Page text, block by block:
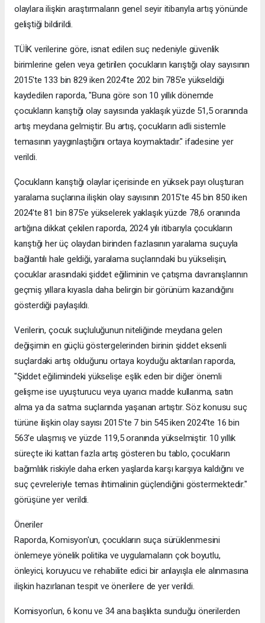
olaylara ilişkin araştırmaların genel seyir itibarıyla artış yönünde
geliştiği bildirildi.
TÜİK verilerine göre, isnat edilen suç nedeniyle güvenlik
birimlerine gelen veya getirilen çocukların karıştığı olay sayısının
2015'te 133 bin 829 iken 2024'te 202 bin 785'e yükseldiği
kaydedilen raporda, "Buna göre son 10 yıllık dönemde
çocukların karıştığı olay sayısında yaklaşık yüzde 51,5 oranında
artış meydana gelmiştir. Bu artış, çocukların adli sistemle
temasının yaygınlaştığını ortaya koymaktadır." ifadesine yer
verildi.
Çocukların karıştığı olaylar içerisinde en yüksek payı oluşturan
yaralama suçlarına ilişkin olay sayısının 2015'te 45 bin 850 iken
2024'te 81 bin 875'e yükselerek yaklaşık yüzde 78,6 oranında
artığına dikkat çekilen raporda, 2024 yılı itibarıyla çocukların
karıştığı her üç olaydan birinden fazlasının yaralama suçuyla
bağlantılı hale geldiği, yaralama suçlarındaki bu yükselişin,
çocuklar arasındaki şiddet eğiliminin ve çatışma davranışlarının
geçmiş yıllara kıyasla daha belirgin bir görünüm kazandığını
gösterdiği paylaşıldı.
Verilerin, çocuk suçluluğunun niteliğinde meydana gelen
değişimin en güçlü göstergelerinden birinin şiddet eksenli
suçlardaki artış olduğunu ortaya koyduğu aktarılan raporda,
"Şiddet eğilimindeki yükselişe eşlik eden bir diğer önemli
gelişme ise uyuşturucu veya uyarıcı madde kullanma, satın
alma ya da satma suçlarında yaşanan artıştır. Söz konusu suç
türüne ilişkin olay sayısı 2015'te 7 bin 545 iken 2024'te 16 bin
563'e ulaşmış ve yüzde 119,5 oranında yükselmiştir. 10 yıllık
süreçte iki kattan fazla artış gösteren bu tablo, çocukların
bağımlılık riskiyle daha erken yaşlarda karşı karşıya kaldığını ve
suç çevreleriyle temas ihtimalinin güçlendiğini göstermektedir."
görüşüne yer verildi.
Öneriler
Raporda, Komisyon'un, çocukların suça sürüklenmesini
önlemeye yönelik politika ve uygulamaların çok boyutlu,
önleyici, koruyucu ve rehabilite edici bir anlayışla ele alınmasına
ilişkin hazırlanan tespit ve önerilere de yer verildi.
Komisyon'un, 6 konu ve 34 ana başlıkta sunduğu önerilerden